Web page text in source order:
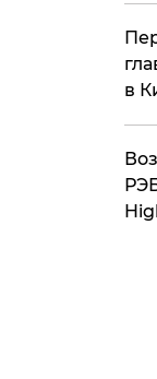
в